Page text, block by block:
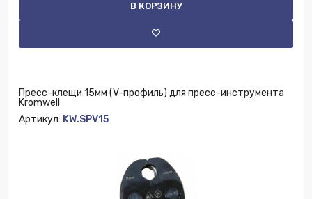
В КОРЗИНУ
Пресс-клещи 15мм (V-профиль) для пресс-инструмента
Kromwell
Артикул: KW.SPV15